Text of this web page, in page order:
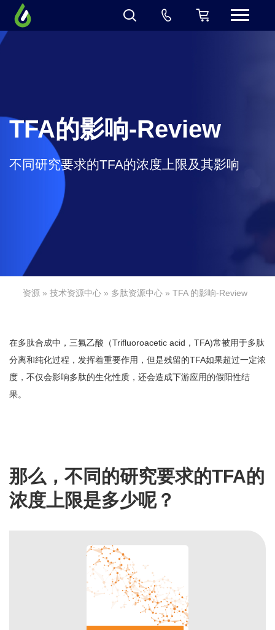
TFA的影响-Review
不同研究要求的TFA的浓度上限及其影响
资源 »技术资源中心 » 多肽资源中心 » TFA 的影响-Review
在多肽合成中，三氟乙酸（Trifluoroacetic acid，TFA)常被用于多肽
分离和纯化过程，发挥着重要作用，但是残留的TFA如果超过一定浓
度，不仅会影响多肽的生化性质，还会造成下游应用的假阳性结
果。
那么，不同的研究要求的TFA的
浓度上限是多少呢？